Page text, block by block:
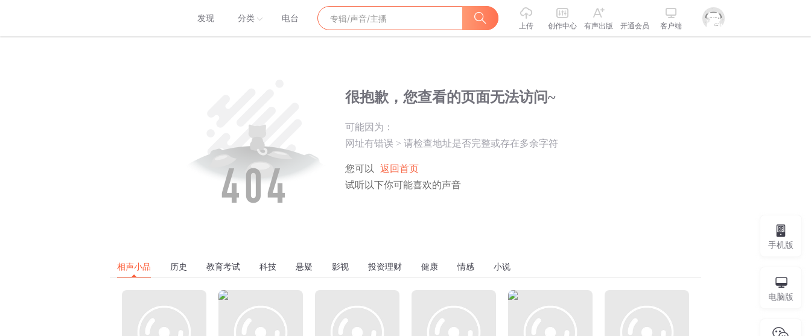
发现 分类 电台
上传 创作中心 有声出版 开通会员 客户端
很抱歉，您查看的页面无法访问~
可能因为：
网址有错误 > 请检查地址是否完整或存在多余字符
您可以
返回首页
试听以下你可能喜欢的声音
相声小品 历史 教育考试 科技 悬疑 影视 投资理财 健康 情感 小说
手机版
电脑版